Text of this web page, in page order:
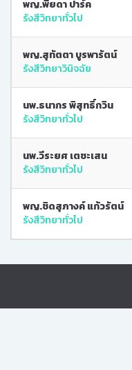
พญ.พียดา ปาร์ค
รังสีวิทยาทั่วไป
พญ.สุทัตตา บูรพารัตน์
รังสีวิทยาวินิจฉัย
นพ.ธนากร พิสุทธิ์กวิน
รังสีวิทยาทั่วไป
นพ.วีระยศ เตชะเสน
รังสีวิทยาทั่วไป
พญ.ชิดสุภางค์ แก้วรัตน์
รังสีวิทยาทั่วไป